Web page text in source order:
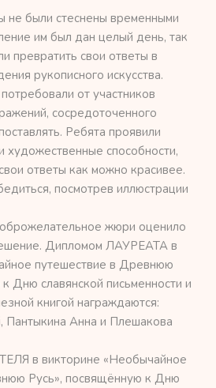
не были стеснены временными
им был дан целый день, так
превратить свои ответы в
рукописного искусства.
от участников
сосредоточенного
Ребята проявили
художественные способности,
ответы как можно красивее.
посмотрев иллюстрации
жюри оценило
Дипломом ЛАУРЕАТА в
путешествие в Древнюю
Дню славянской письменности и
книгой награждаются:
Пантыкина Анна и Плешакова
в викторине «Необычайное
Русь», посвящённую к Дню